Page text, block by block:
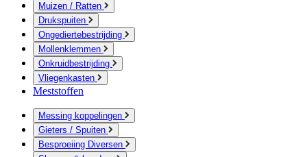
Muizen / Ratten
Drukspuiten
Ongediertebestrijding
Mollenklemmen
Onkruidbestrijding
Vliegenkasten
Meststoffen
Messing koppelingen
Gieters / Spuiten
Besproeiing Diversen